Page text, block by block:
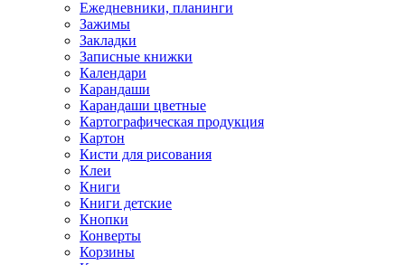
Ежедневники, планинги
Зажимы
Закладки
Записные книжки
Календари
Карандаши
Карандаши цветные
Картографическая продукция
Картон
Кисти для рисования
Клеи
Книги
Книги детские
Кнопки
Конверты
Корзины